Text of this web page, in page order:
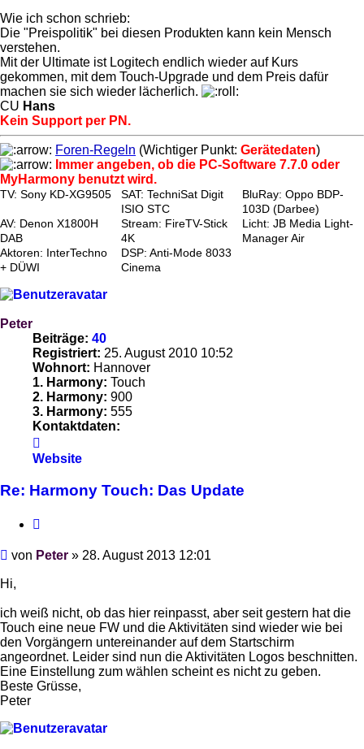
Wie ich schon schrieb:
Die "Preispolitik" bei diesen Produkten kann kein Mensch
verstehen.
Mit der Ultimate ist Logitech endlich wieder auf Kurs
gekommen, mit dem Touch-Upgrade und dem Preis dafür
machen sie sich wieder lächerlich.
CU Hans
Kein Support per PN.
Foren-Regeln (Wichtiger Punkt: Gerätedaten)
Immer angeben, ob die PC-Software 7.7.0 oder
MyHarmony benutzt wird.
TV: Sony KD-XG9505
SAT: TechniSat Digit
ISIO STC
BluRay: Oppo BDP-
103D (Darbee)
AV: Denon X1800H
DAB
Stream: FireTV-Stick
4K
Licht: JB Media Light-
Manager Air
Aktoren: InterTechno
+ DÜWI
DSP: Anti-Mode 8033
Cinema
Peter
Beiträge: 40
Registriert: 25. August 2010 10:52
Wohnort: Hannover
1. Harmony: Touch
2. Harmony: 900
3. Harmony: 555
Kontaktdaten:
von
Website
Re: Harmony Touch: Das Update
Beitrag
von Peter » 28. August 2013 12:01
Hi,
ich weiß nicht, ob das hier reinpasst, aber seit gestern hat die
Touch eine neue FW und die Aktivitäten sind wieder wie bei
den Vorgängern untereinander auf dem Startschirm
angeordnet. Leider sind nun die Aktivitäten Logos beschnitten.
Eine Einstellung zum wählen scheint es nicht zu geben.
Beste Grüsse,
Peter